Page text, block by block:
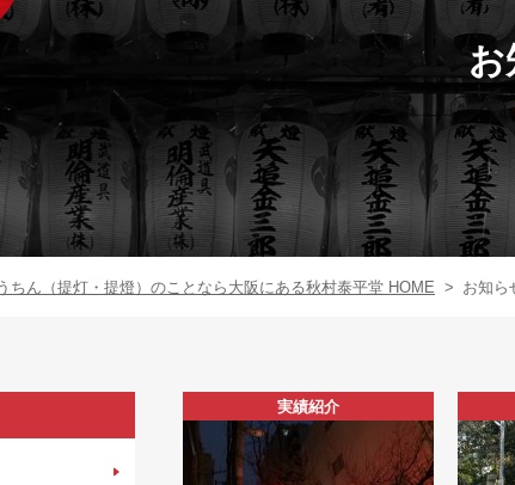
お
ちん（提灯・提燈）のことなら大阪にある秋村泰平堂 HOME > お知ら
実績紹介